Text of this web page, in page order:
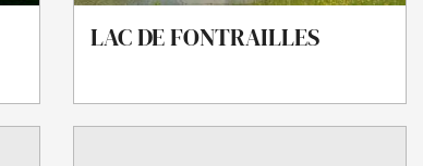
LAC DE FONTRAILLES